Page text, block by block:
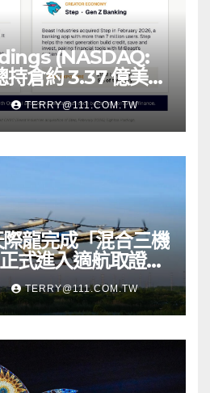
(NASDAQ:
持倉約 3.37 億美
、Beast
過 11,000 枚以太
2.83 億枚 WLD 代
TERRY@111.COM.TW
龍完成「混合三機
式進入適航取證階
TERRY@111.COM.TW